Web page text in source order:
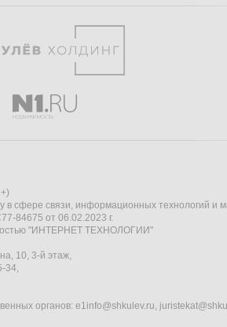
в сфере связи, информационных технологий и
84675 от 06.02.2023 г.
"ИНТЕРНЕТ ТЕХНОЛОГИИ"
10, 3-й этаж,
34,
органов: e1info@shkulev.ru,